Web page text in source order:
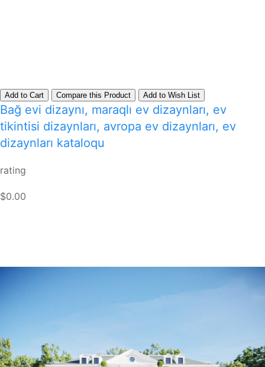
Add to Cart Compare this Product Add to Wish List
Bağ evi dizaynı, maraqlı ev dizaynları, ev
tikintisi dizaynları, avropa ev dizaynları, ev
dizaynları kataloqu
rating
$0.00